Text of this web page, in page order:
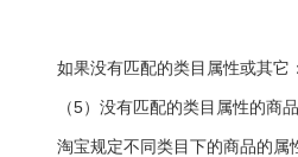
如果没有匹配的类目属性或其它：
（5）没有匹配的类目属性的商
淘宝规定不同类目下的商品的